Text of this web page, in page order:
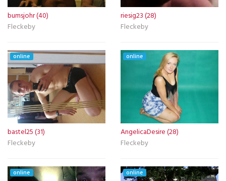
bumsjohr (40)
Fleckeby
riesig23 (28)
Fleckeby
online
bastel25 (31)
Fleckeby
online
AngelicaDesire (28)
Fleckeby
online online